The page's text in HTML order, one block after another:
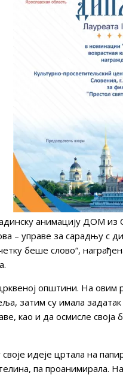
анимацију ДОМ из
– управе за сарадњу с
беше слово“,
општини. На овим
затим су имала
као и да осмисле своја
идеје цртала на
па проанимирала.